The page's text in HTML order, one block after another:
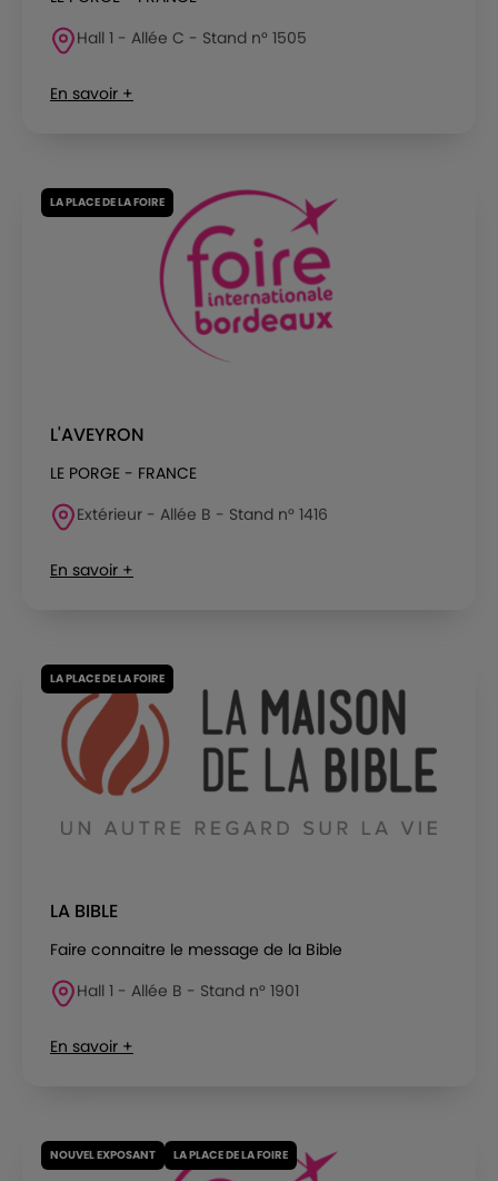
Hall 1 - Allée C - Stand n° 1505
En savoir +
LA PLACE DE LA FOIRE
L'AVEYRON
LE PORGE - FRANCE
Extérieur - Allée B - Stand n° 1416
En savoir +
LA PLACE DE LA FOIRE
LA BIBLE
Faire connaitre le message de la Bible
Hall 1 - Allée B - Stand n° 1901
En savoir +
NOUVEL EXPOSANT LA PLACE DE LA FOIRE